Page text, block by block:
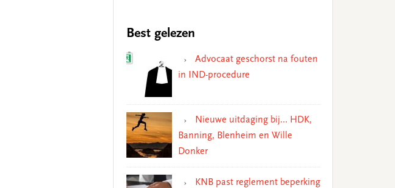
Best gelezen
Advocaat geschorst na fouten
in IND-procedure
Nieuwe uitdaging bij… HDK,
Banning, Blenheim en Wille
Donker
KNB past reglement beperking